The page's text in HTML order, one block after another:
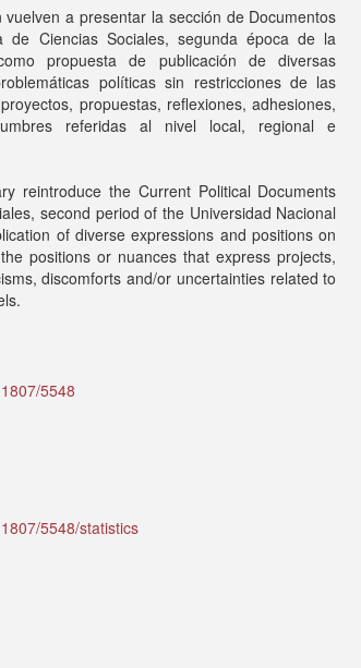
a presentar la sección de Documentos
Ciencias Sociales, segunda época de la
propuesta de publicación de diversas
políticas sin restricciones de las
propuestas, reflexiones, adhesiones,
referidas al nivel local, regional e
reintroduce the Current Political Documents
second period of the Universidad Nacional
of diverse expressions and positions on
positions or nuances that express projects,
discomforts and/or uncertainties related to
5548
5548/statistics